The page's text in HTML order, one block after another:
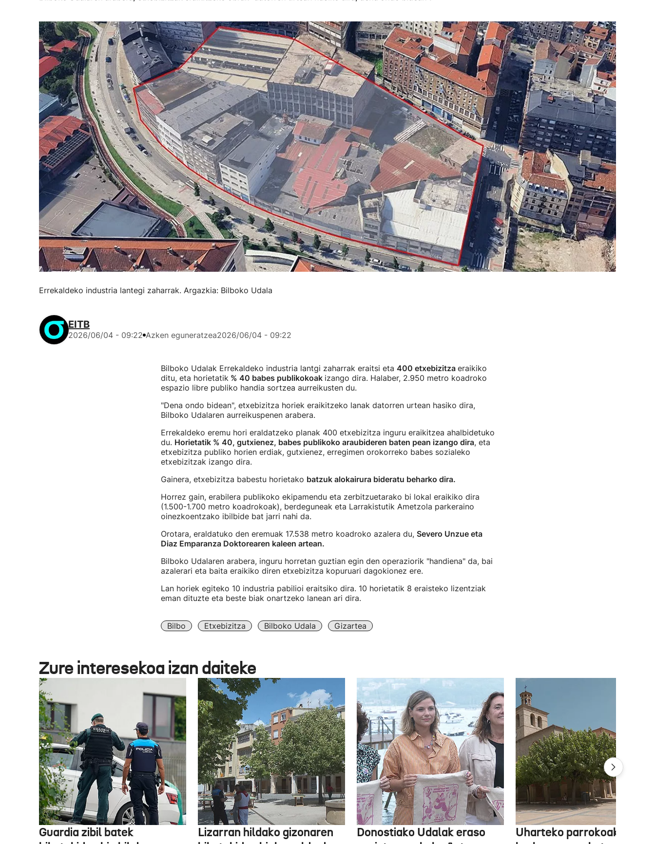
Errekaldeko industria lantegi zaharrak. Argazkia: Bilboko Udala
EITB
2026/06/04 - 09:22 Azken eguneratzea2026/06/04 - 09:22
Bilboko Udalak Errekaldeko industria lantgi zaharrak eraitsi eta 400 etxebizitza eraikiko
ditu, eta horietatik% 40 babes publikokoak izango dira. Halaber, 2.950 metro koadroko
espazio libre publiko handia sortzea aurreikusten du.
"Dena ondo bidean", etxebizitza horiek eraikitzeko lanak datorren urtean hasiko dira,
Bilboko Udalaren aurreikuspenen arabera.
Errekaldeko eremu hori eraldatzeko planak 400 etxebizitza inguru eraikitzea ahalbidetuko
du. Horietatik % 40, gutxienez, babes publikoko araubideren baten pean izango dira, eta
etxebizitza publiko horien erdiak, gutxienez, erregimen orokorreko babes sozialeko
etxebizitzak izango dira.
Gainera, etxebizitza babestu horietako batzuk alokairura bideratu beharko dira.
Horrez gain, erabilera publikoko ekipamendu eta zerbitzuetarako bi lokal eraikiko dira
(1.500-1.700 metro koadrokoak), berdeguneak eta Larrakistutik Ametzola parkeraino
oinezkoentzako ibilbide bat jarri nahi da.
Orotara, eraldatuko den eremuak 17.538 metro koadroko azalera du, Severo Unzue eta
Diaz Emparanza Doktorearen kaleen artean.
Bilboko Udalaren arabera, inguru horretan guztian egin den operaziorik "handiena" da, bai
azalerari eta baita eraikiko diren etxebizitza kopuruari dagokionez ere.
Lan horiek egiteko 10 industria pabilioi eraitsiko dira. 10 horietatik 8 eraisteko lizentziak
eman dituzte eta beste biak onartzeko lanean ari dira.
Bilbo Etxebizitza Bilboko Udala Gizartea
Zure interesekoa izan daiteke
Guardia zibil batek
Lizarran hildako gizonaren
Donostiako Udalak eraso
Uharteko parrokoak